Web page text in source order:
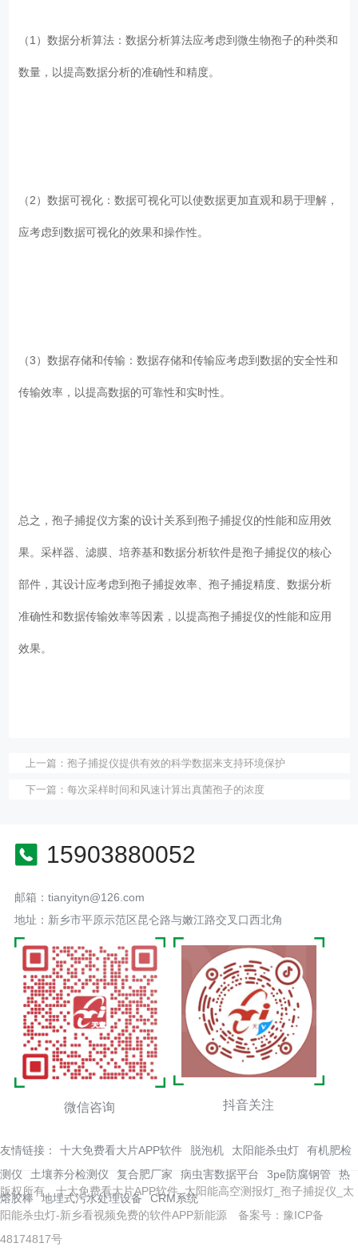
（1）数据分析算法：数据分析算法应考虑到微生物孢子的种类和
数量，以提高数据分析的准确性和精度。
（2）数据可视化：数据可视化可以使数据更加直观和易于理解，
应考虑到数据可视化的效果和操作性。
（3）数据存储和传输：数据存储和传输应考虑到数据的安全性和
传输效率，以提高数据的可靠性和实时性。
总之，孢子捕捉仪方案的设计关系到孢子捕捉仪的性能和应用效
果。采样器、滤膜、培养基和数据分析软件是孢子捕捉仪的核心
部件，其设计应考虑到孢子捕捉效率、孢子捕捉精度、数据分析
准确性和数据传输效率等因素，以提高孢子捕捉仪的性能和应用
效果。
上一篇： 孢子捕捉仪提供有效的科学数据来支持环境保护
下一篇： 每次采样时间和风速计算出真菌孢子的浓度
15903880052
邮箱：tianyityn@126.com
地址：新乡市平原示范区昆仑路与嫩江路交叉口西北角
微信咨询 抖音关注
友情链接： 十大免费看大片APP软件 脱泡机 太阳能杀虫灯
有机肥检
测仪
土壤养分检测仪 复合肥厂家 病虫害数据平台 3pe防腐钢管
热
熔胶棒
地埋式污水处理设备 CRM系统
版权所有 十大免费看大片APP软件_太阳能高空测报灯_孢子捕捉仪_太
阳能杀虫灯-新乡看视频免费的软件APP新能源 备案号：豫ICP备
48174817号